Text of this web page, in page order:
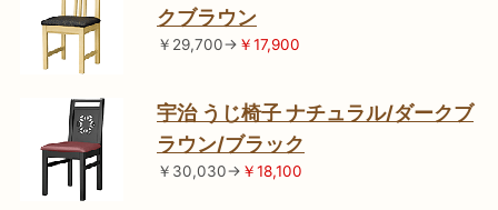
クブラウン
￥29,700→ ￥17,900
宇治 うじ椅子 ナチュラル/ダークブ
ラウン/ブラック
￥30,030→ ￥18,100